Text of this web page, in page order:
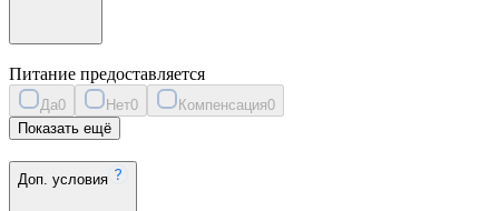
Питание предоставляется
Да0 Нет0 Компенсация0
Показать ещё
Доп. условия